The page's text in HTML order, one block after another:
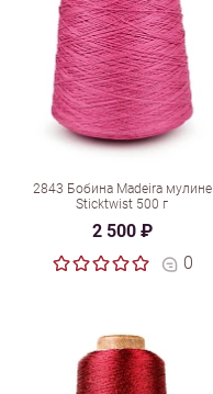
2843 Бобина Madeira мулине
Sticktwist 500 г
2 500 ₽
0